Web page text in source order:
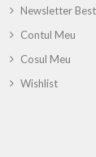
Newsletter
Contul Meu
Cosul Meu
Wishlist